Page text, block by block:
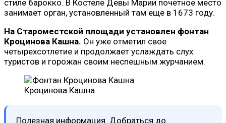
стиле барокко. В Костеле Девы Марии почетное место
занимает орган, установленный там еще в 1673 году.
На Староместской площади установлен фонтан
Кроцинова Кашна. Он уже отметил свое
четырехсотлетие и продолжает услаждать слух
туристов и горожан своим неспешным журчанием.
Кроцинова Кашна
Полезная информация. Добраться до